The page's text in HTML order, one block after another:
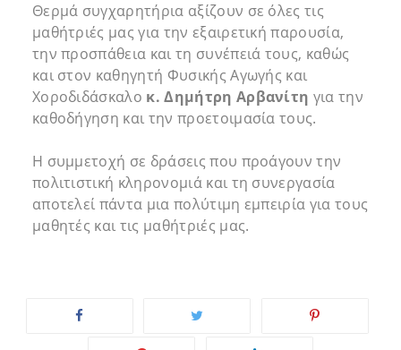
Θερμά συγχαρητήρια αξίζουν σε όλες τις
μαθήτριές μας για την εξαιρετική παρουσία,
την προσπάθεια και τη συνέπειά τους, καθώς
και στον καθηγητή Φυσικής Αγωγής και
Χοροδιδάσκαλο κ. Δημήτρη Αρβανίτη για την
καθοδήγηση και την προετοιμασία τους.
Η συμμετοχή σε δράσεις που προάγουν την
πολιτιστική κληρονομιά και τη συνεργασία
αποτελεί πάντα μια πολύτιμη εμπειρία για τους
μαθητές και τις μαθήτριές μας.